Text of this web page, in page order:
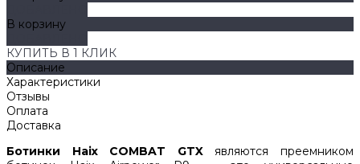
В корзину
КУПИТЬ В 1 КЛИК
Описание
Характеристики
Отзывы
Оплата
Доставка
Ботинки Haix COMBAT GTXявляются преемником